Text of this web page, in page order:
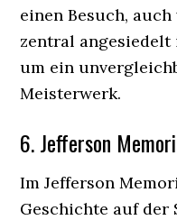
einen Besuch,
zentral
um ein
Meisterwerk.
6. Jefferson
Im Jefferson
Geschichte auf der